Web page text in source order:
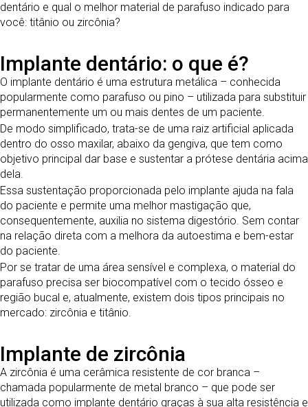
dentário e qual o melhor material de parafuso indicado para
você: titânio ou zircônia?
Implante dentário: o que é?
O implante dentário é uma estrutura metálica – conhecida
popularmente como parafuso ou pino – utilizada para substituir
permanentemente um ou mais dentes de um paciente.
De modo simplificado, trata-se de uma raiz artificial aplicada
dentro do osso maxilar, abaixo da gengiva, que tem como
objetivo principal dar base e sustentar a prótese dentária acima
dela.
Essa sustentação proporcionada pelo implante ajuda na fala
do paciente e permite uma melhor mastigação que,
consequentemente, auxilia no sistema digestório. Sem contar
na relação direta com a melhora da autoestima e bem-estar
do paciente.
Por se tratar de uma área sensível e complexa, o material do
parafuso precisa ser biocompatível com o tecido ósseo e
região bucal e, atualmente, existem dois tipos principais no
mercado: zircônia e titânio.
Implante de zircônia
A zircônia é uma cerâmica resistente de cor branca –
chamada popularmente de metal branco – que pode ser
utilizada como implante dentário graças à sua alta resistência e